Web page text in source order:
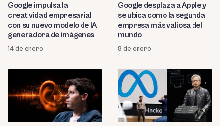
Google impulsa la
creatividad empresarial
con su nuevo modelo de IA
generadora de imágenes
14 de enero
Google desplaza a Apple y
se ubica como la segunda
empresa más valiosa del
mundo
8 de enero